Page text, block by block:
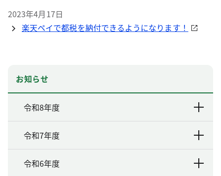
2023年4月17日
楽天ペイで都税を納付できるようになります！
お知らせ
令和8年度
令和7年度
令和6年度